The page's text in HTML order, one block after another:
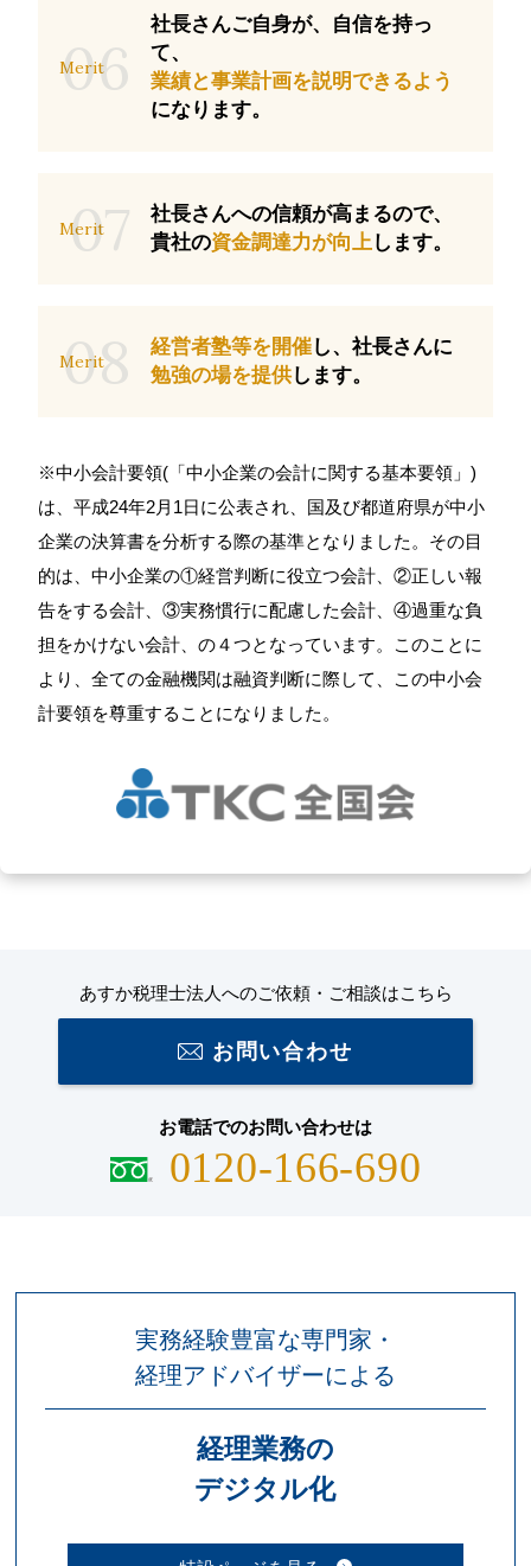
Merit
06
社長さんご自身が、自信を持っ
て、
業績と事業計画を説明できるよう
になります。
Merit
07
社長さんへの信頼が高まるので、
貴社の資金調達力が向上 します。
Merit
08 経営者塾等を開催し、社長さんに
勉強の場を提供します。
中小会計要領(「中小企業の会計に関する基本要領」)
は、平成24年2月1日に公表され、国及び都道府県が中小
企業の決算書を分析する際の基準となりました。その目
的は、中小企業の①経営判断に役立つ会計、②正しい報
告をする会計、③実務慣行に配慮した会計、④過重な負
担をかけない会計、の４つとなっています。このことに
より、全ての金融機関は融資判断に際して、この中小会
計要領を尊重することになりました。
あすか税理士法人へのご依頼・ご相談はこちら
お問い合わせ
お電話でのお問い合わせは
0120-166-690
実務経験豊富な専門家・
経理アドバイザーによる
経理業務の
デジタル化